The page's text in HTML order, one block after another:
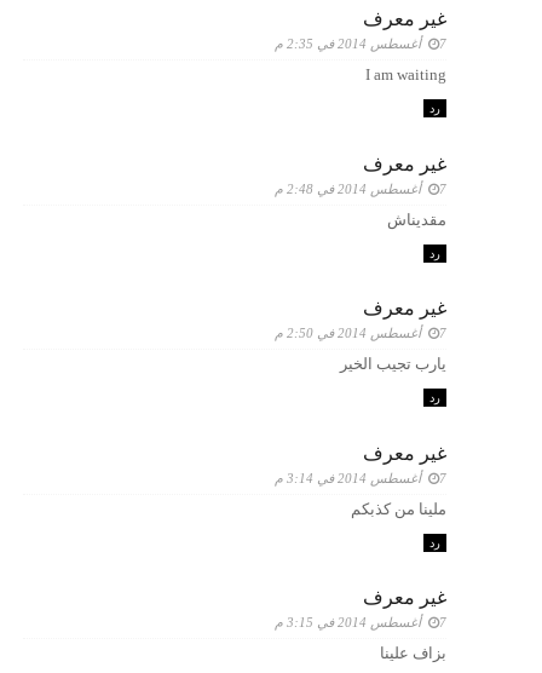
غير معرف
7 أغسطس 2014 في 2:35 م
I am waiting
رد
غير معرف
7 أغسطس 2014 في 2:48 م
مقديناش
رد
غير معرف
7 أغسطس 2014 في 2:50 م
يارب تجيب الخير
رد
غير معرف
7 أغسطس 2014 في 3:14 م
ملينا من كذبكم
رد
غير معرف
7 أغسطس 2014 في 3:15 م
بزاف علينا